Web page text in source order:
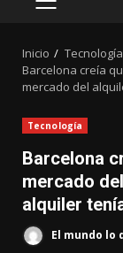
MENÚ
Inicio
Tecnología
Barcelona creía
mercado del
Tecnología
Barcelona
mercado
alquiler
El mundo lo